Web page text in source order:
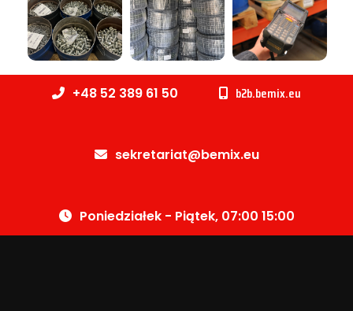
+48 52 389 61 50 b2b.bemix.eu
sekretariat@bemix.eu
Poniedziałek - Piątek, 07:00 15:00